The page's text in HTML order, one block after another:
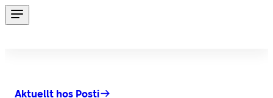
Aktuellt hos Posti